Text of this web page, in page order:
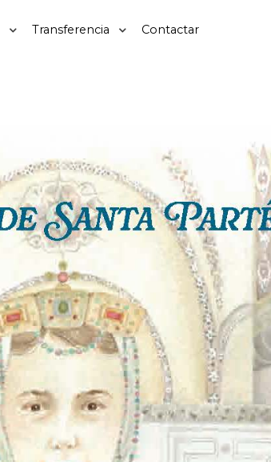
Transferencia Contactar